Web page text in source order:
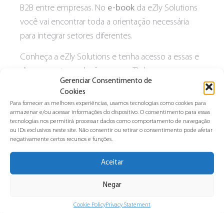
Gerenciar Consentimento de
Cookies
Para fornecer as melhores experiências, usamos tecnologias como cookies para
armazenar e/ou acessar informações do dispositivo. O consentimento para essas
tecnologias nos permitirá processar dados como comportamento de navegação
ou IDs exclusivos neste site. Não consentir ou retirar o consentimento pode afetar
negativamente certos recursos e funções.
Aceitar
Negar
Cookie PolicyPrivacy Statement
B2B entre empresas. No e-book da eZly Solutions
você vai encontrar toda a orientação necessária
para integrar setores diferentes.
Conheça a eZly Solutions e tenha acesso a essas e
diversas outras soluções para o TI da sua empresa
de forma eficiente e simples.
Baixe o e-book e confira
Há 10 anos no mercado, a eZly é a única empresa
da América Latina com certificação Accreditation
Em 2014 foi eleita como a parceira do ano pela IBM.
Em 2017 ganhou o prêmio
Business Partner in B2B Integration